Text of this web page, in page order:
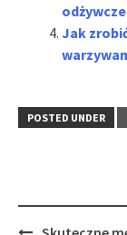
Jak
POSTED UNDER
Post